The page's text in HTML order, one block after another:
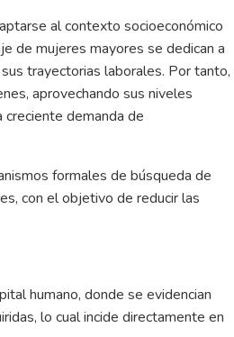
al contexto socioeconómico
de mujeres mayores se dedican a
trayectorias laborales. Por tanto,
aprovechando sus niveles
demanda de
formales de búsqueda de
con el objetivo de reducir las
humano, donde se evidencian
lo cual incide directamente en